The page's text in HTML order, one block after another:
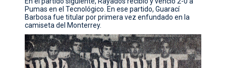
Pumas en el Tecnológico. En ese partido, Guarací
Barbosa fue titular por primera vez enfundado en la
camiseta del Monterrey.